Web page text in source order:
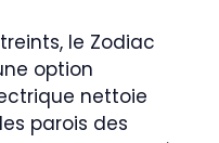
le Zodiac
option
nettoie
parois des